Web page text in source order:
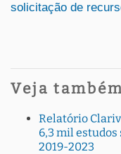
solicitação de
Veja
Relatório
6,3 mil
2019-2023